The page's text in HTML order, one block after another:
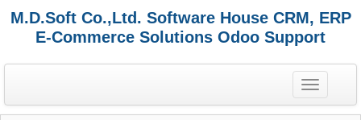
M.D.Soft Co.,Ltd. Software House CRM, ERP
E-Commerce Solutions Odoo Support
T
o
g